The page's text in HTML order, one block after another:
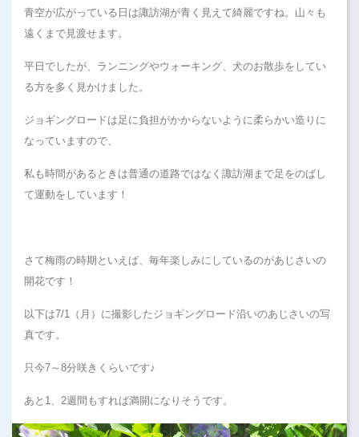
青空が広がっている日は諏訪湖が青く見えて綺麗ですね。山々も
遠くまで見渡せます。
平日でしたが、ランニングやウォーキング、犬のお散歩をしてい
る方を多く見かけました。
ジョギングロードは足に負担がかからないように柔らかい造りに
なっていますので、
私も時間があるときは普通の道路ではなく諏訪湖まで足をのばし
て運動をしています！
さて梅雨の時期といえば、毎年楽しみにしているのがあじさいの
開花です！
以下は7/1（月）に撮影したジョギングロード沿いのあじさいの写
真です。
只今7～8分咲きくらいです♪
あと1、2週間もすれば満開になりそうです。